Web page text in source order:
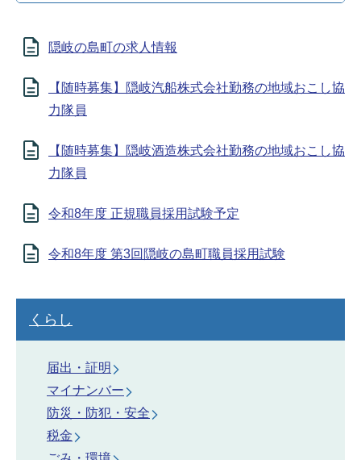
隠岐の島町の求人情報
【随時募集】隠岐汽船株式会社勤務の地域おこし協
力隊員
【随時募集】隠岐酒造株式会社勤務の地域おこし協
力隊員
令和8年度 正規職員採用試験予定
令和8年度 第3回隠岐の島町職員採用試験
くらし
届出・証明
マイナンバー
防災・防犯・安全
税金